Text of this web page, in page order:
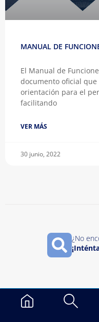
MANUAL DE
El Manual de
documento oficial
orientación para el
facilitando
VER MÁS
30 junio, 2022
¿No